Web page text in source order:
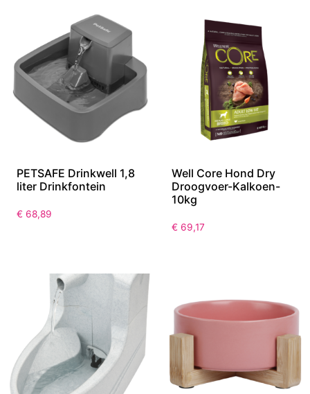
PETSAFE Drinkwell 1,8
liter Drinkfontein
€ 68,89
Well Core Hond Dry
Droogvoer-Kalkoen-
10kg
€ 69,17